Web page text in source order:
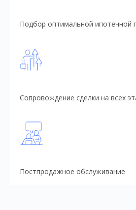
Подбор оптимальной ипотечной
Сопровождение сделки на всех
Постпродажное обслуживание